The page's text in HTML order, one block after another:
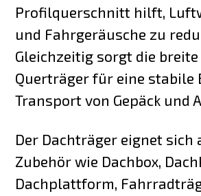
Profilquerschnitt hilft,
und Fahrgeräusche zu
Gleichzeitig sorgt die
Querträger für eine stabile
Transport von Gepäck und
Der Dachträger eignet sich
Zubehör wie Dachbox,
Dachplattform,